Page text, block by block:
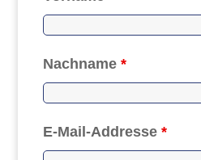
Nachname *
E-Mail-Addresse *